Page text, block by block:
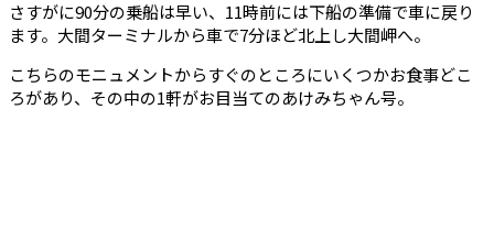
さすがに90分の乗船は早い、11時前には下船の準備で車に戻り
ます。大間ターミナルから車で7分ほど北上し大間岬へ。
こちらのモニュメントからすぐのところにいくつかお食事どこ
ろがあり、その中の1軒がお目当てのあけみちゃん号。